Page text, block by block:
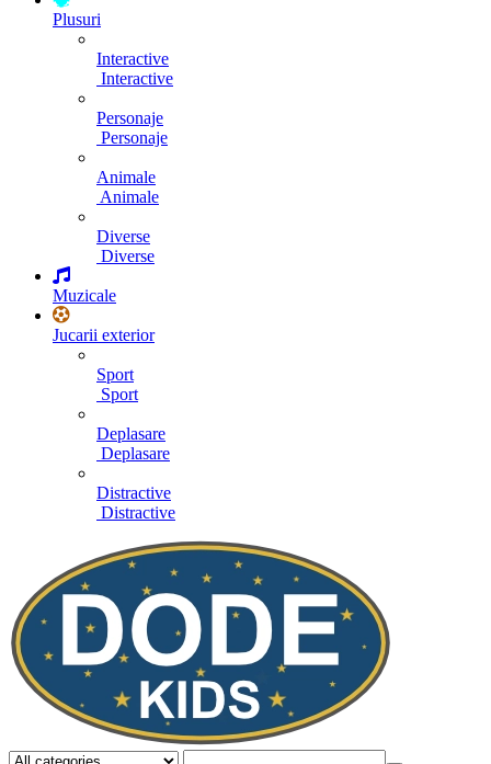
Plusuri
Interactive
Interactive
Personaje
Personaje
Animale
Animale
Diverse
Diverse
Muzicale
Jucarii exterior
Sport
Sport
Deplasare
Deplasare
Distractive
Distractive